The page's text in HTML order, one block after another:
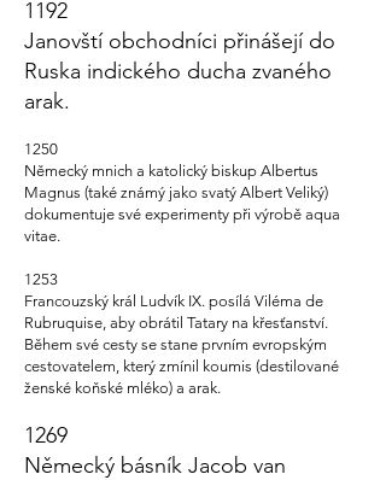
1192
Janovští obchodníci přinášejí do
Ruska indického ducha zvaného
arak.
1250
Německý mnich a katolický biskup Albertus
Magnus (také známý jako svatý Albert Veliký)
dokumentuje své experimenty při výrobě aqua
vitae.
1253
Francouzský král Ludvík IX. posílá Viléma de
Rubruquise, aby obrátil Tatary na křesťanství.
Během své cesty se stane prvním evropským
cestovatelem, který zmínil koumis (destilované
ženské koňské mléko) a arak.
1269
Německý básník Jacob van